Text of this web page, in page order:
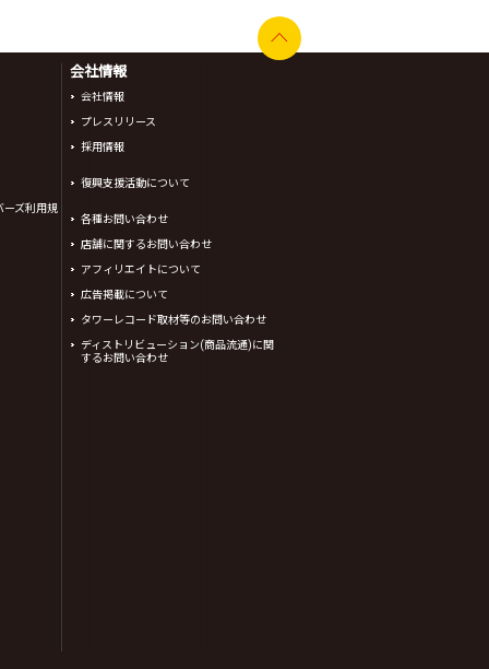
ーズ利用規
会社情報
会社情報
プレスリリース
採用情報
復興支援活動について
各種お問い合わせ
店舗に関するお問い合わせ
アフィリエイトについて
広告掲載について
タワーレコード取材等のお問い合わせ
ディストリビューション(商品流通)に関
するお問い合わせ